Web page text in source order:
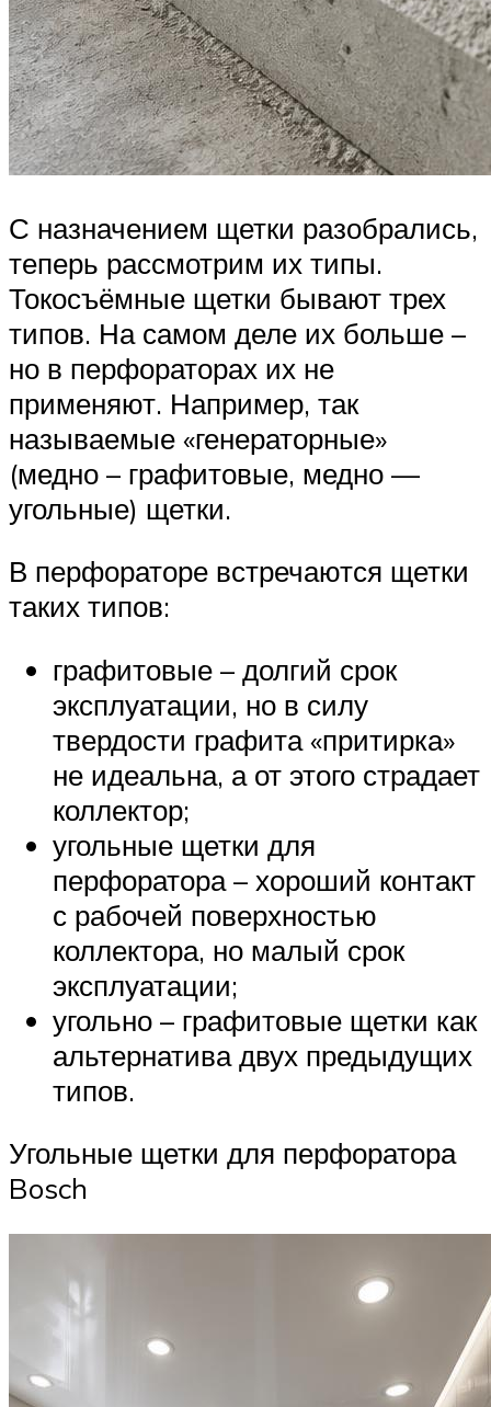
С назначением щетки разобрались,
теперь рассмотрим их типы.
Токосъёмные щетки бывают трех
типов. На самом деле их больше –
но в перфораторах их не
применяют. Например, так
называемые «генераторные»
(медно – графитовые, медно —
угольные) щетки.
В перфораторе встречаются щетки
таких типов:
графитовые – долгий срок
эксплуатации, но в силу
твердости графита «притирка»
не идеальна, а от этого страдает
коллектор;
угольные щетки для
перфоратора – хороший контакт
с рабочей поверхностью
коллектора, но малый срок
эксплуатации;
угольно – графитовые щетки как
альтернатива двух предыдущих
типов.
Угольные щетки для перфоратора
Bosch